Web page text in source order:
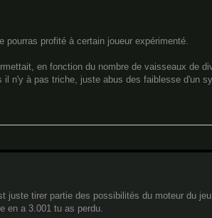
profité à certain joueur expérimenté.
en fonction du nombre de vaisseaux de
n'y à pas triche, juste abus des faiblesse d'un
juste tirer partie des possibilités du moteur du
en a 3.001 tu as perdu.